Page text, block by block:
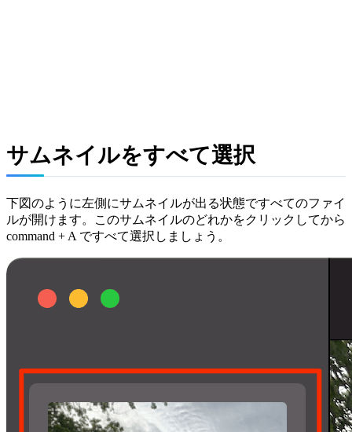
サムネイルをすべて選択
下図のように左側にサムネイルが出る状態ですべてのファイ
ルが開けます。このサムネイルのどれかをクリックしてから
command + A ですべて選択しましょう。